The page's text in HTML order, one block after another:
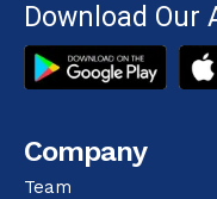
Download Our
Company
Team